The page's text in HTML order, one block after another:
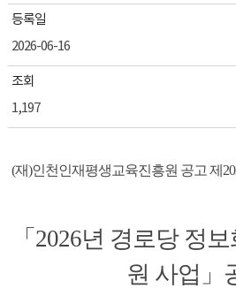
등록일
2026-06-16
조회
1,197
(재)인천인재평생교육진흥원 공고 제
「 2026년 경로당 정보
원 사업 」